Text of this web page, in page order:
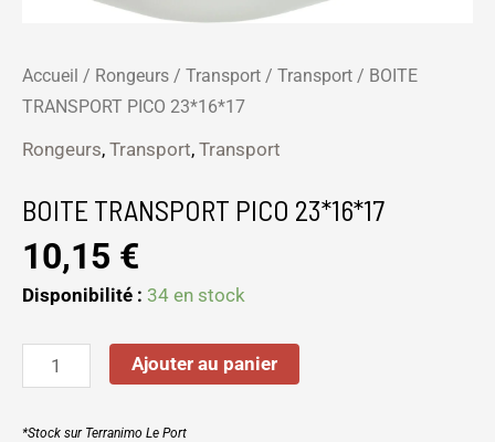
Accueil / Rongeurs / Transport / Transport / BOITE
TRANSPORT PICO 23*16*17
Rongeurs, Transport, Transport
BOITE TRANSPORT PICO 23*16*17
10,15 €
Disponibilité : 34 en stock
Ajouter au panier
*Stock sur Terranimo Le Port